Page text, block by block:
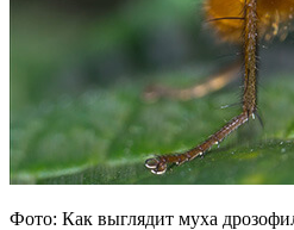
Фото: Как выглядит муха